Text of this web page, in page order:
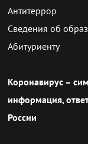
Антитеррор
Сведения об
Абитуриенту
Коронавирус –
информация,
России